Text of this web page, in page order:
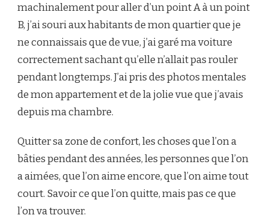
machinalement pour aller d’un point A à un point
B, j’ai souri aux habitants de mon quartier que je
ne connaissais que de vue, j’ai garé ma voiture
correctement sachant qu’elle n’allait pas rouler
pendant longtemps. J’ai pris des photos mentales
de mon appartement et de la jolie vue que j’avais
depuis ma chambre.
Quitter sa zone de confort, les choses que l’on a
bâties pendant des années, les personnes que l’on
a aimées, que l’on aime encore, que l’on aime tout
court. Savoir ce que l’on quitte, mais pas ce que
l’on va trouver.